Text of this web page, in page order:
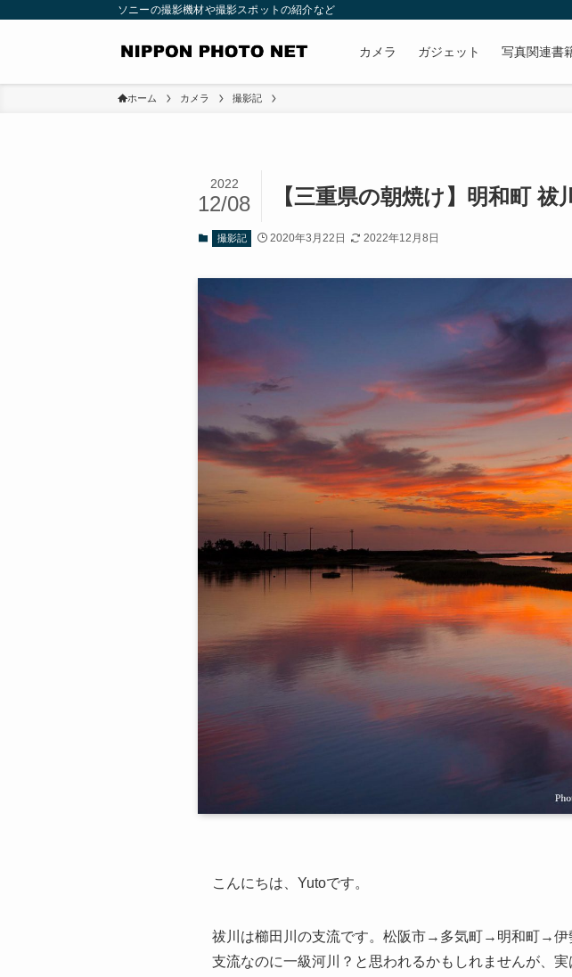
ソニーの撮影機材や撮影スポットの紹介など
カメラ ガジェット 写真関連書
ホーム カメラ 撮影記
【三重県の朝焼け】明和町
2022
12/08
撮影記 2020年3月22日 2022年12月8日
こんにちは、Yutoです。
祓川は櫛田川の支流です。松阪市→多気町→明和町→伊
支流なのに一級河川？と思われるかもしれませんが、